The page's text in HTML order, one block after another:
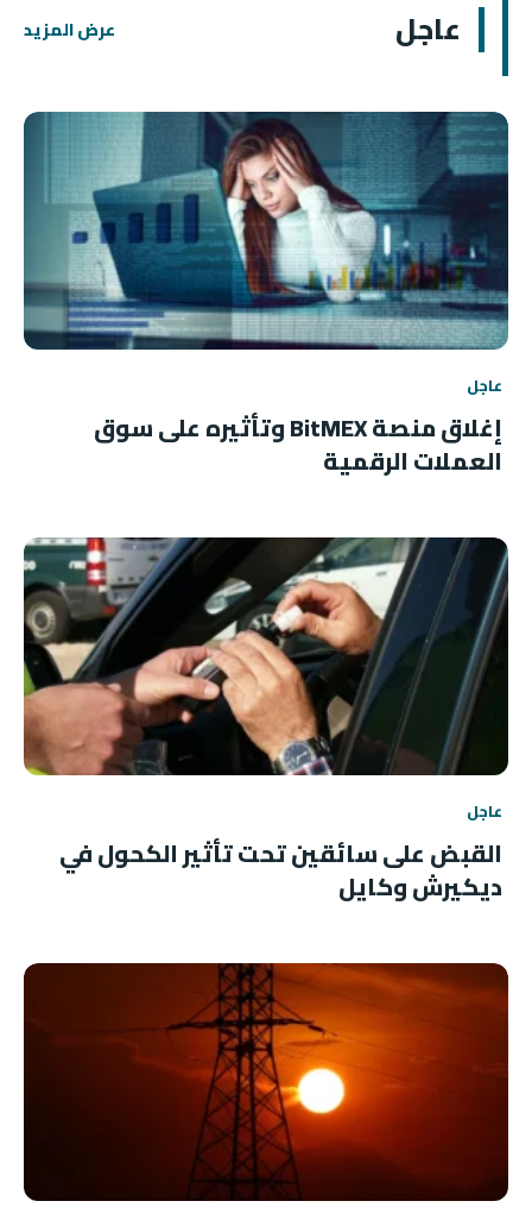
عاجل عرض المزيد
عاجل
إغلاق منصة BitMEX وتأثيره على سوق
العملات الرقمية
عاجل
القبض على سائقين تحت تأثير الكحول في
ديكيرش وكايل